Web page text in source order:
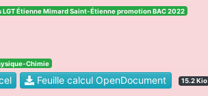
LGT Étienne Mimard Saint-Étienne promotion BAC 2022
Chimie
Feuille calcul OpenDocument 15.2 Kio